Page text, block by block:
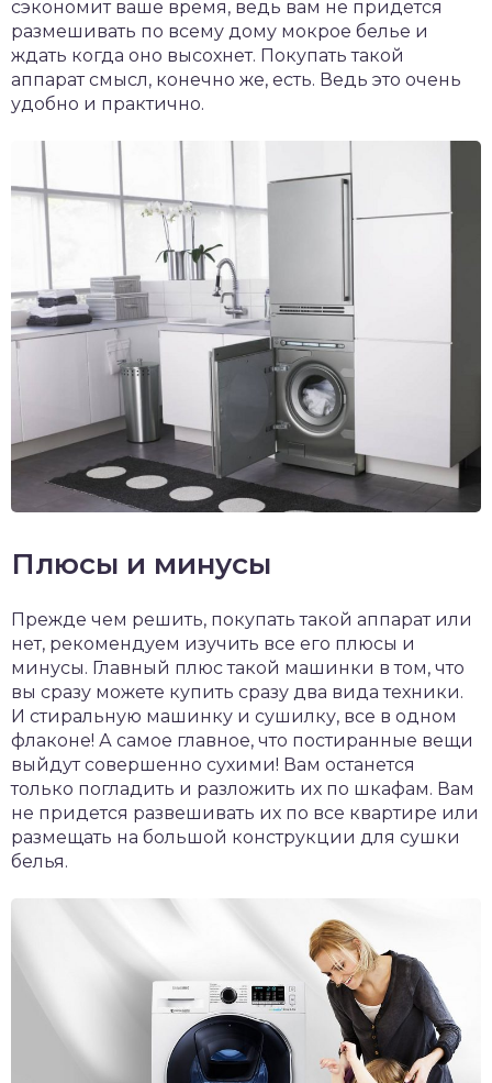
сэкономит ваше время, ведь вам не придется
размешивать по всему дому мокрое белье и
ждать когда оно высохнет. Покупать такой
аппарат смысл, конечно же, есть. Ведь это очень
удобно и практично.
Плюсы и минусы
Прежде чем решить, покупать такой аппарат или
нет, рекомендуем изучить все его плюсы и
минусы. Главный плюс такой машинки в том, что
вы сразу можете купить сразу два вида техники.
И стиральную машинку и сушилку, все в одном
флаконе! А самое главное, что постиранные вещи
выйдут совершенно сухими! Вам останется
только погладить и разложить их по шкафам. Вам
не придется развешивать их по все квартире или
размещать на большой конструкции для сушки
белья.